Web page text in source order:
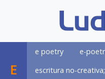
E
e poetry e-
escritura no-